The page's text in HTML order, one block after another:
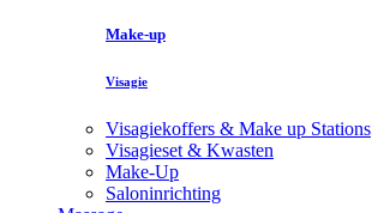
Make-up
Visagie
Visagiekoffers & Make up Stations
Visagieset & Kwasten
Make-Up
Saloninrichting